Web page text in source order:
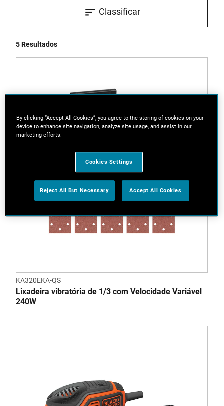
5 Resultados
Classificar
KA320EKA-QS
Lixadeira vibratória de 1/3 com Velocidade Variável
240W
By clicking “Accept All Cookies”, you agree to the storing of cookies on your
device to enhance site navigation, analyze site usage, and assist in our
marketing efforts.
Cookies Settings
Reject All But Necessary Accept All Cookies